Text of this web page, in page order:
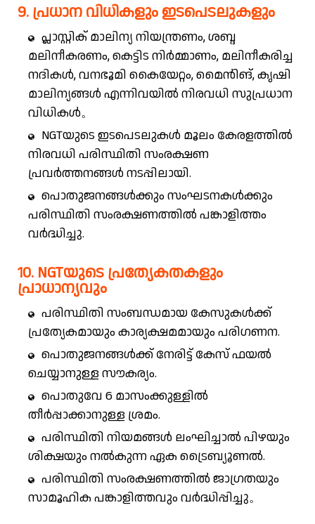
9. പ്രധാന വിധികളും ഇടപെടലുകളും
പ്ലാസ്റ്റിക് മാലിന്യ നിയന്ത്രണം, ശബ്ദ
മലിനീകരണം, കെട്ടിട നിർമ്മാണം, മലിനീകരിച്ച
നദികൾ, വനഭൂമി കൈയേറ്റം, മൈൻിങ്, കൃഷി
മാലിന്യങ്ങൾ എന്നിവയിൽ നിരവധി സുപ്രധാന
വിധികൾ。
NGTയുടെ ഇടപെടലുകൾ മൂലം കേരളത്തിൽ
നിരവധി പരിസ്ഥിതി സംരക്ഷണ
പ്രവർത്തനങ്ങൾ നടപ്പിലായി.
പൊതുജനങ്ങൾക്കും സംഘടനകൾക്കും
പരിസ്ഥിതി സംരക്ഷണത്തിൽ പങ്കാളിത്തം
വർദ്ധിച്ചു.
10. NGTയുടെ പ്രത്യേകതകളും
പ്രാധാന്യവും
പരിസ്ഥിതി സംബന്ധമായ കേസുകൾക്ക്
പ്രത്യേകമായും കാര്യക്ഷമമായും പരിഗണന.
പൊതുജനങ്ങൾക്ക് നേരിട്ട് കേസ് ഫയൽ
ചെയ്യാനുള്ള സൗകര്യം.
പൊതുവേ 6 മാസംക്കുള്ളിൽ
തീർപ്പാക്കാനുള്ള ശ്രമം.
പരിസ്ഥിതി നിയമങ്ങൾ ലംഘിച്ചാൽ പിഴയും
ശിക്ഷയും നൽകുന്ന ഏക ട്രൈബ്യൂണൽ.
പരിസ്ഥിതി സംരക്ഷണത്തിൽ ജാഗ്രതയും
സാമൂഹിക പങ്കാളിത്തവും വർദ്ധിപ്പിച്ചു。